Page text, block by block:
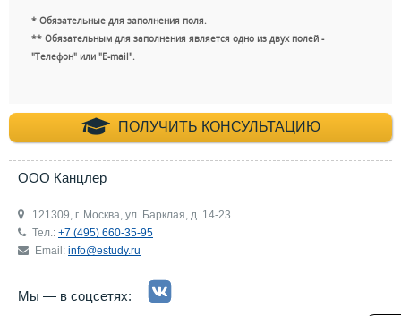
* Обязательные для заполнения поля.
** Обязательным для заполнения является одно из двух полей -
"Телефон" или "E-mail".
ПОЛУЧИТЬ КОНСУЛЬТАЦИЮ
+7 (495) 660-35-
ООО Канцлер
121309, г. Москва, ул. Барклая, д. 14-23
Тел.: +7 (495) 660-35-95
Email: info@estudy.ru
Мы — в соцсетях: